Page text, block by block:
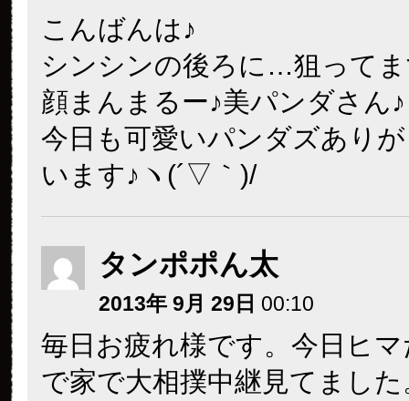
こんばんは♪
シンシンの後ろに…狙って
顔まんまるー♪美パンダさん♪
今日も可愛いパンダズあり
います♪ヽ(´▽｀)/
タンポポん太
2013年 9月 29日 00:10
毎日お疲れ様です。今日ヒ
で家で大相撲中継見てまし